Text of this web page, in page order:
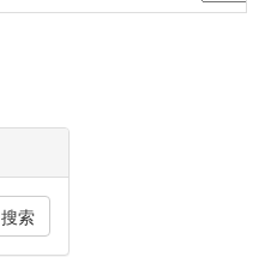
搜索